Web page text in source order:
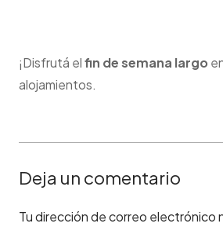
¡Disfrutá elfin de semana largo
alojamientos.
Deja un comentario
Tu dirección de correo electrónico